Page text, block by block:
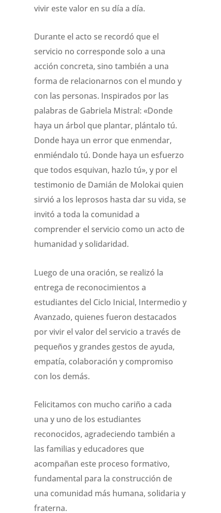
vivir este valor en su día a día.
Durante el acto se recordó que el
servicio no corresponde solo a una
acción concreta, sino también a una
forma de relacionarnos con el mundo y
con las personas. Inspirados por las
palabras de Gabriela Mistral: «Donde
haya un árbol que plantar, plántalo tú.
Donde haya un error que enmendar,
enmiéndalo tú. Donde haya un esfuerzo
que todos esquivan, hazlo tú», y por el
testimonio de Damián de Molokai quien
sirvió a los leprosos hasta dar su vida, se
invitó a toda la comunidad a
comprender el servicio como un acto de
humanidad y solidaridad.
Luego de una oración, se realizó la
entrega de reconocimientos a
estudiantes del Ciclo Inicial, Intermedio y
Avanzado, quienes fueron destacados
por vivir el valor del servicio a través de
pequeños y grandes gestos de ayuda,
empatía, colaboración y compromiso
con los demás.
Felicitamos con mucho cariño a cada
una y uno de los estudiantes
reconocidos, agradeciendo también a
las familias y educadores que
acompañan este proceso formativo,
fundamental para la construcción de
una comunidad más humana, solidaria y
fraterna.